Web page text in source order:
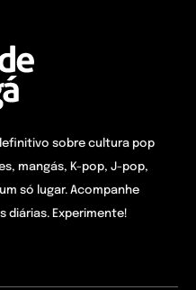
sobre cultura pop
mangás, K-pop, J-pop,
só lugar. Acompanhe
diárias. Experimente!